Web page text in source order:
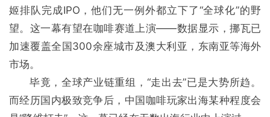
姬排队完成IPO，他们无一例外都立下了“全球化”的野
望。这一幕有望在咖啡赛道上演——数据显示，挪瓦已
加速覆盖全国300余座城市及澳大利亚，东南亚等海外
市场。
毕竟，全球产业链重组，“走出去”已是大势所趋。
而经历国内极致竞争后，中国咖啡玩家出海某种程度会